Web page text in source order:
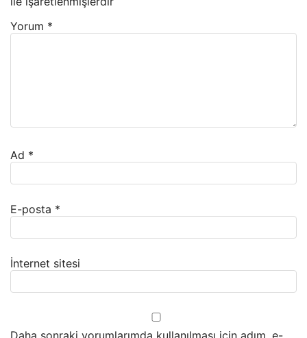
Yorum *
Ad *
E-posta *
İnternet sitesi